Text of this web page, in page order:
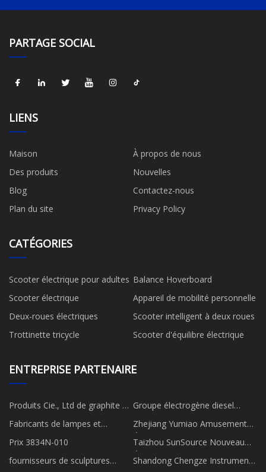
PARTAGE SOCIAL
LIENS
Maison
À propos de nous
Des produits
Nouvelles
Blog
Contactez-nous
Plan du site
Privacy Policy
CATÉGORIES
Scooter électrique pour adultes Balance Hoverboard
Scooter électrique
Appareil de mobilité personnelle
Deux-roues électriques
Scooter intelligent à deux roues
Trottinette tricycle
Scooter d'équilibre électrique
ENTREPRISE PARTENAIRE
Produits Cie., Ltd de graphite de
Qingdao Yanxin
Groupe électrogène diesel
basse tension personnalisé
Fabricants de lampes et
d'éclairage en Chine
Zhejiang Yumiao Amusement
Équipement Cie, Ltée
Prix ​​3834N-010
Taizhou SunSource Nouveau
fournisseurs de sculptures
Shandong Chengze Instrument